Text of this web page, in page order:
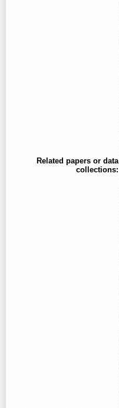
Related papers or data
collections: